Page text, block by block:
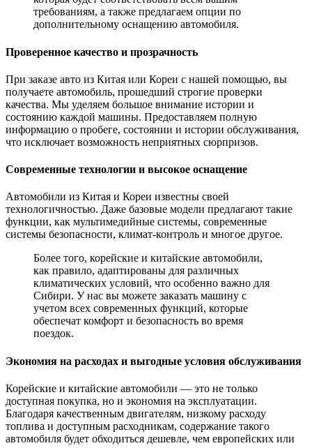
требованиям, а также предлагаем опции по
дополнительному оснащению автомобиля.
Проверенное качество и прозрачность
При заказе авто из Китая или Кореи с нашей помощью, вы
получаете автомобиль, прошедший строгие проверки
качества. Мы уделяем большое внимание истории и
состоянию каждой машины. Предоставляем полную
информацию о пробеге, состоянии и истории обслуживания,
что исключает возможность неприятных сюрпризов.
Современные технологии и высокое оснащение
Автомобили из Китая и Кореи известны своей
технологичностью. Даже базовые модели предлагают такие
функции, как мультимедийные системы, современные
системы безопасности, климат-контроль и многое другое.
Более того, корейские и китайские автомобили,
как правило, адаптированы для различных
климатических условий, что особенно важно для
Сибири. У нас вы можете заказать машину с
учетом всех современных функций, которые
обеспечат комфорт и безопасность во время
поездок.
Экономия на расходах и выгодные условия обслуживания
Корейские и китайские автомобили — это не только
доступная покупка, но и экономия на эксплуатации.
Благодаря качественным двигателям, низкому расходу
топлива и доступным расходникам, содержание такого
автомобиля будет обходиться дешевле, чем европейских или